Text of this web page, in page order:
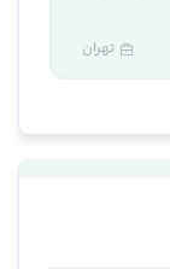
تهران